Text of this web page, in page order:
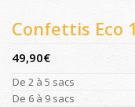
Confettis Eco
49,90€
De 2 à 5 sacs
De 6 à 9 sacs